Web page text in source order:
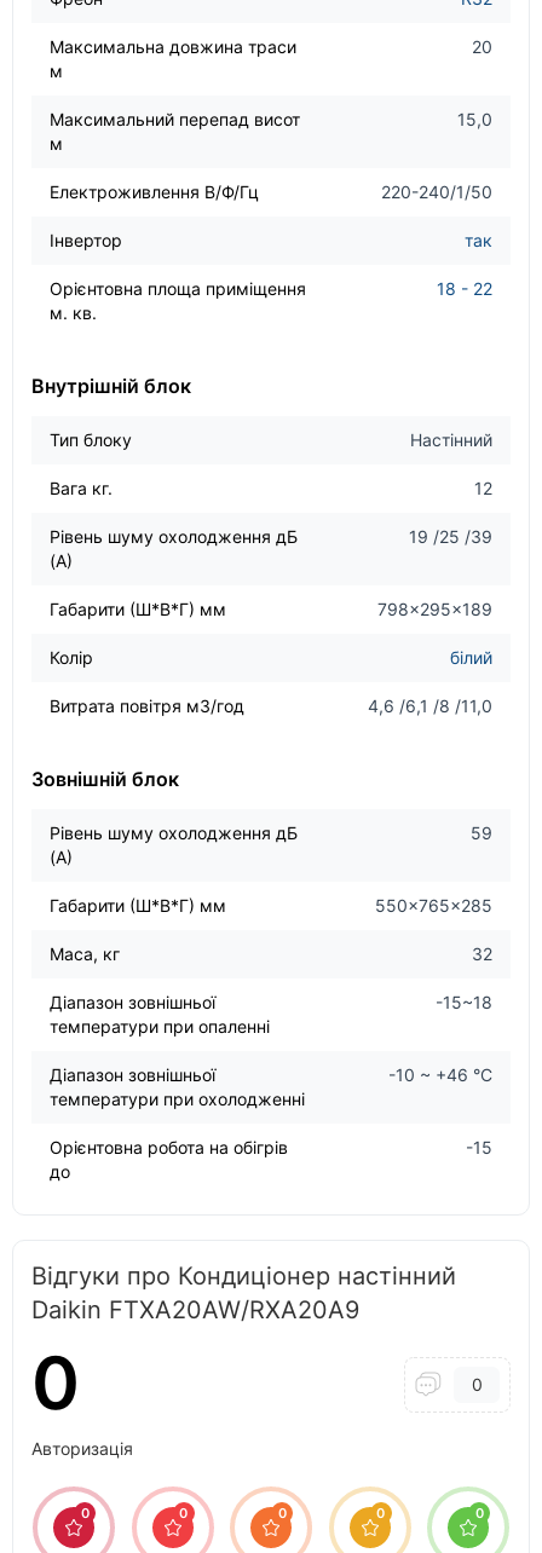
Максимальна довжина траси
м
20
Максимальний перепад висот
м
15,0
Електроживлення В/Ф/Гц 220-240/1/50
Інвертор так
Орієнтовна площа приміщення
м. кв.
18 - 22
Внутрішній блок
Тип блоку Настінний
Вага кг. 12
Рівень шуму охолодження дБ
(А)
19 /25 /39
Габарити (Ш*В*Г) мм 798×295×189
Колір білий
Витрата повітря м3/год 4,6 /6,1 /8 /11,0
Зовнішній блок
Рівень шуму охолодження дБ
(А)
59
Габарити (Ш*В*Г) мм 550×765×285
Маса, кг 32
Діапазон зовнішньої
температури при опаленні
-15~18
Діапазон зовнішньої
температури при охолодженні
-10 ~ +46 °С
Орієнтовна робота на обігрів
до
-15
Відгуки про Кондиціонер настінний
Daikin FTXA20AW/RXA20A9
0 0
Авторизація
0 0 0 0 0